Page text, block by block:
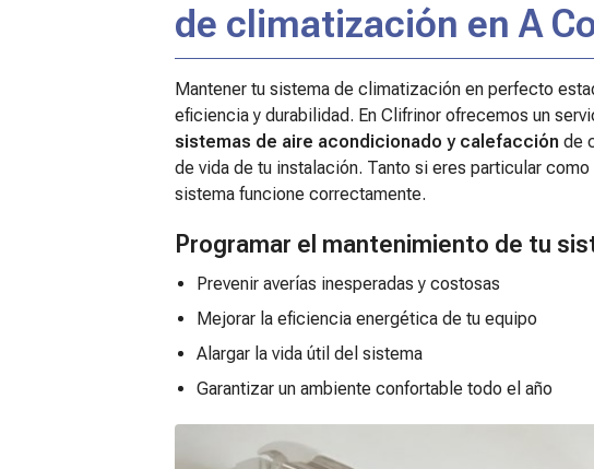
de climatización en A
Mantener tu sistema de climatización en perfecto
eficiencia y durabilidad. En Clifrinor ofrecemos un
sistemas de aire acondicionado y calefacción de
de vida de tu instalación. Tanto si eres particular
sistema funcione correctamente.
Programar el mantenimiento de tu
Prevenir averías inesperadas y costosas
Mejorar la eficiencia energética de tu equipo
Alargar la vida útil del sistema
Garantizar un ambiente confortable todo el año